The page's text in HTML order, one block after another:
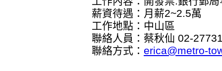
薪資待遇：月薪2~2.5萬
工作地點：中山區
聯絡人員：蔡秋仙 02-
聯絡方式： erica@metro-